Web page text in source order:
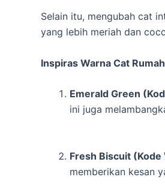
Selain itu, mengubah cat
yang lebih meriah dan
Inspiras Warna Cat
Emerald Green
ini juga
Fresh Biscuit (Kode
memberikan kesan